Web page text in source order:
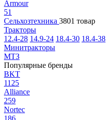
Armour
51
Сельхозтехника 3801 товар
Тракторы
12.4-28 14.9-24 18.4-30 18.4-38
Минитракторы
МТЗ
Популярные бренды
BKT
1125
Alliance
259
Nortec
186